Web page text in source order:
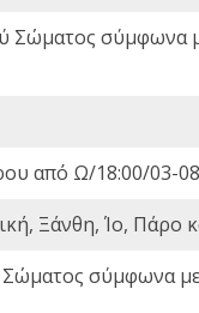
Σώματος σύμφωνα
από Ω/18:00/03-
Ξάνθη, Ίο, Πάρο
σύμφωνα